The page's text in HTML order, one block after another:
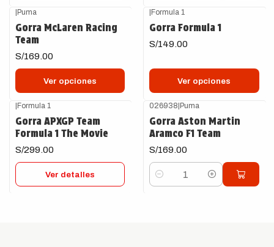
|Puma
Gorra McLaren Racing
Team
S/169.00
Ver opciones
|Formula 1
Gorra Formula 1
S/149.00
Ver opciones
|Formula 1
Gorra APXGP Team
Formula 1 The Movie
S/299.00
Ver detalles
026938|Puma
Gorra Aston Martin
Aramco F1 Team
S/169.00
Cantidad